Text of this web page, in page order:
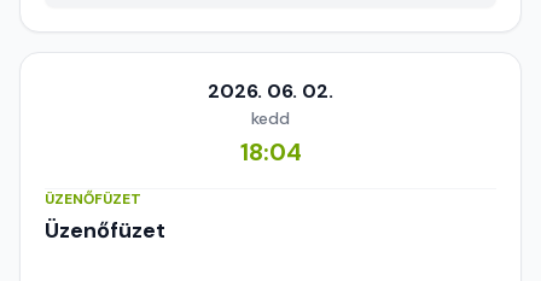
2026. 06. 02.
kedd
18:04
ÜZENŐFÜZET
Üzenőfüzet